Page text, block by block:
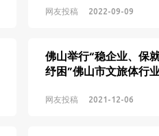
网友投稿 2022-09-09
佛山举行“稳企业、保
纾困”佛山市文旅体行
网友投稿 2021-12-06